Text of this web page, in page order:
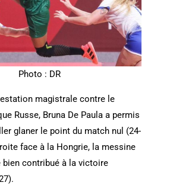
Photo : DR
magistrale contre le
Russe, Bruna De Paula a permis
glaner le point du match nul (24-
face à la Hongrie, la messine
bien contribué à la victoire